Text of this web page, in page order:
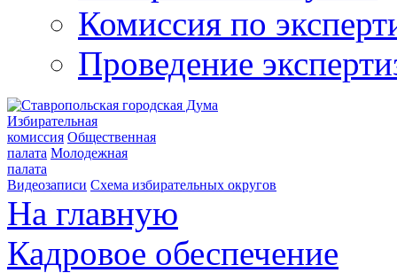
Комиссия по
Проведение
Избирательная
комиссия Общественная
палата Молодежная
палата
Видеозаписи Схема избирательных округов
На главную
Кадровое обеспечение